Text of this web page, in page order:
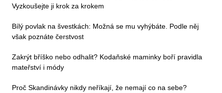
Vyzkoušejte ji krok za krokem
Bílý povlak na švestkách: Možná se mu vyhýbáte. Podle něj
však poznáte čerstvost
Zakrýt bříško nebo odhalit? Kodaňské maminky boří pravidla
mateřství i módy
Proč Skandinávky nikdy neříkají, že nemají co na sebe?